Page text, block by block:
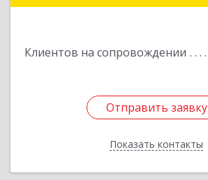
Клиентов на сопровождении
Отправить заявку
Показать контакты
Отправить заявку
Назад